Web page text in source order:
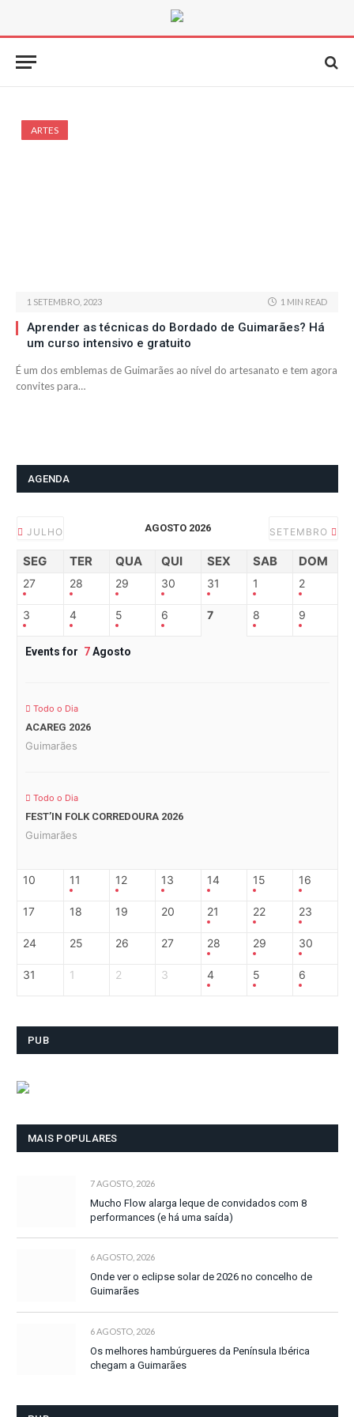
ARTES
1 SETEMBRO, 2023 1 MIN READ
Aprender as técnicas do Bordado de Guimarães? Há
um curso intensivo e gratuito
É um dos emblemas de Guimarães ao nível do artesanato e tem agora
convites para…
AGENDA
JULHO AGOSTO 2026 SETEMBRO
SEG TER QUA QUI SEX SAB DOM
27 28 29 30 31 1 2
3 4 5 6 7 8 9
Events for 7Agosto
Todo o Dia
ACAREG 2026
Guimarães
Todo o Dia
FEST’IN FOLK CORREDOURA 2026
Guimarães
10 11 12 13 14 15 16
17 18 19 20 21 22 23
24 25 26 27 28 29 30
31 1 2 3 4 5 6
PUB
MAIS POPULARES
7 AGOSTO, 2026
Mucho Flow alarga leque de convidados com 8
performances (e há uma saída)
6 AGOSTO, 2026
Onde ver o eclipse solar de 2026 no concelho de
Guimarães
6 AGOSTO, 2026
Os melhores hambúrgueres da Península Ibérica
chegam a Guimarães